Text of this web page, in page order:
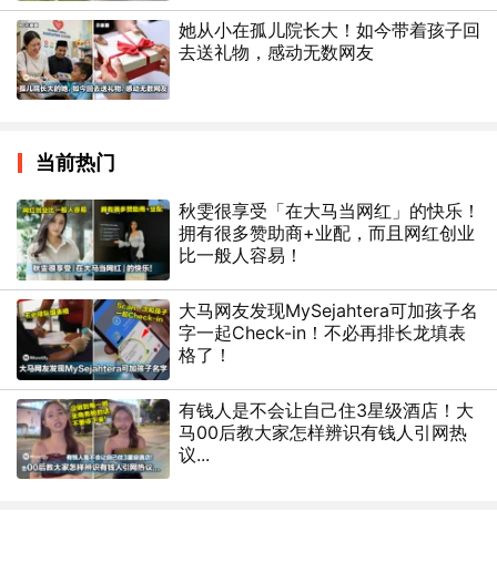
她从小在孤儿院长大！如今带着孩子回
去送礼物，感动无数网友
当前热门
秋雯很享受「在大马当网红」的快乐！
拥有很多赞助商+业配，而且网红创业
比一般人容易！
大马网友发现MySejahtera可加孩子名
字一起Check-in！不必再排长龙填表
格了！
有钱人是不会让自己住3星级酒店！大
马00后教大家怎样辨识有钱人引网热
议...